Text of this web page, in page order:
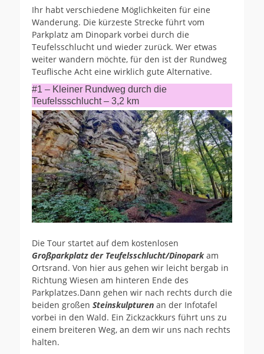
Ihr habt verschiedene Möglichkeiten für eine
Wanderung. Die kürzeste Strecke führt vom
Parkplatz am Dinopark vorbei durch die
Teufelsschlucht und wieder zurück. Wer etwas
weiter wandern möchte, für den ist der Rundweg
Teuflische Acht eine wirklich gute Alternative.
#1 – Kleiner Rundweg durch die
Teufelssschlucht – 3,2 km
Die Tour startet auf dem kostenlosen
Großparkplatz der Teufelsschlucht/Dinoparkam
Ortsrand. Von hier aus gehen wir leicht bergab in
Richtung Wiesen am hinteren Ende des
Parkplatzes.Dann gehen wir nach rechts durch die
beiden großen Steinskulpturen an der Infotafel
vorbei in den Wald. Ein Zickzackkurs führt uns zu
einem breiteren Weg, an dem wir uns nach rechts
halten.